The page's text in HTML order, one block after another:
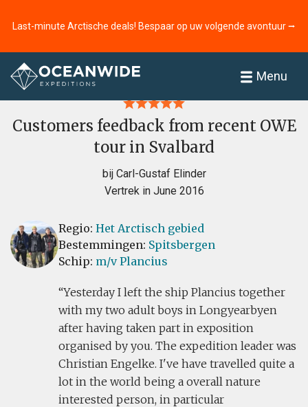
Last-minute Arctische deals! Bespaar op uw volgende avontuur ⭢
Menu
Home
Customers feedback from recent OWE
tour in Svalbard
bij Carl-Gustaf Elinder
Vertrek in June 2016
Regio: Het Arctisch gebied
Bestemmingen: Spitsbergen
Schip: m/v Plancius
Yesterday I left the ship Plancius together
with my two adult boys in Longyearbyen
after having taken part in exposition
organised by you. The expedition leader was
Christian Engelke. I've have travelled quite a
lot in the world being a overall nature
interested person, in particular